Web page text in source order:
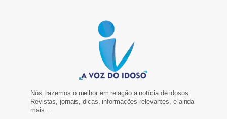
Nós trazemos o melhor em relação a notícia de idosos.
Revistas, jornais, dicas, informações relevantes, e ainda
mais…